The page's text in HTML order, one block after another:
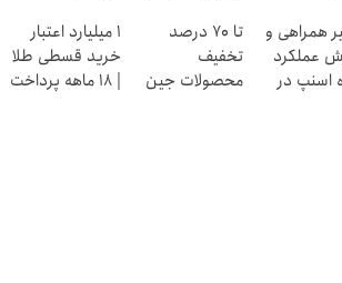
کنی! 👈🏻
پرسش‌نامه
عنکبوت
همراهی و
عملکرد
اسنپ در
تا 70 درصد
تخفیف
محصولات جین
۱ میلیارد اعتبار
خرید قسطی طلا
| ۱۸ ماهه پرداخت